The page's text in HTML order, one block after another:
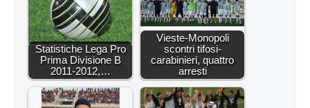
Statistiche Lega Pro
Prima Divisione B
2011-2012,…
Vieste-Monopoli
scontri tifosi-
carabinieri, quattro
arresti